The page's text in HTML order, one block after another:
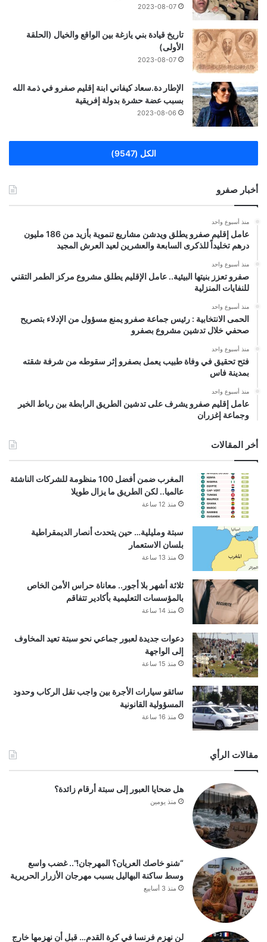
2023-08-07
تاريخ قيادة بني يازغة بين الواقع والخيال (الحلقة
الأولى)
2023-08-07
الإطار دة.سعاد كيفاني ابنة إقليم صفرو في ذمة الله
بسبب عضة حشرة بدولة إفريقية
2023-08-06
الكل (9547)
أخبار صفرو
منذ أسبوع واحد
عامل إقليم صفرو يطلق ويدشن مشاريع تنموية بأزيد من 186 مليون
درهم تخليداً للذكرى السابعة والعشرين لعيد العرش المجيد
منذ أسبوع واحد
صفرو تعزز بنيتها البيئية.. عامل الإقليم يطلق مشروع مركز الطمر التقني
للنفايات المنزلية
منذ أسبوع واحد
الحمى الانتخابية : رئيس جماعة صفرو يمنع مسؤول من الإدلاء بتصريح
صحفي خلال تدشين مشروع بصفرو
منذ أسبوع واحد
فتح تحقيق في وفاة طبيب يعمل بصفرو إثر سقوطه من شرفة شقته
بمدينة فاس
منذ أسبوع واحد
عامل إقليم صفرو يشرف على تدشين الطريق الرابطة بين رباط الخير
وجماعة إغزران
أخر المقالات
المغرب ضمن أفضل 100 منظومة للشركات الناشئة
عالميا.. لكن الطريق ما يزال طويلا
منذ 12 ساعة
سبتة ومليلية… حين يتحدث أنصار الديمقراطية
بلسان الاستعمار
منذ 13 ساعة
ثلاثة أشهر بلا أجور.. معاناة حراس الأمن الخاص
بالمؤسسات التعليمية بأكادير تتفاقم
منذ 14 ساعة
دعوات جديدة لعبور جماعي نحو سبتة تعيد المخاوف
إلى الواجهة
منذ 15 ساعة
سائقو سيارات الأجرة بين واجب نقل الركاب وحدود
المسؤولية القانونية
منذ 16 ساعة
مقالات الرأي
هل ضحايا العبور إلى سبتة أرقام زائدة؟
منذ يومين
“شنو خاصك العريان؟ المهرجان!”.. غضب واسع
وسط ساكنة البهاليل بسبب مهرجان الأزرار الحريرية
منذ 3 أسابيع
لن نهزم فرنسا في كرة القدم… قبل أن نهزمها خارج